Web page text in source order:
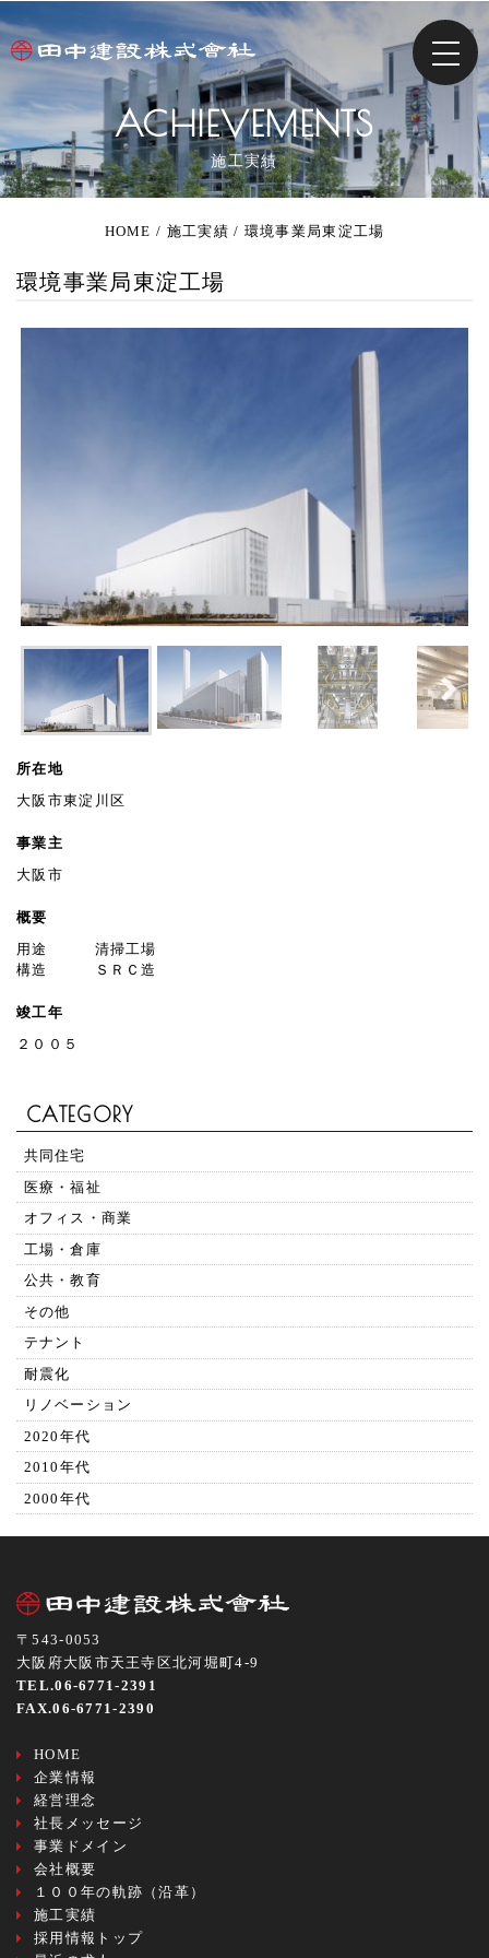
ACHIEVEMENTS
施工実績
HOME / 施工実績 / 環境事業局東淀工場
環境事業局東淀工場
所在地
大阪市東淀川区
事業主
大阪市
概要
用途 清掃工場
構造 ＳＲＣ造
竣工年
２００５
CATEGORY
共同住宅
医療・福祉
オフィス・商業
工場・倉庫
公共・教育
その他
テナント
耐震化
リノベーション
2020年代
2010年代
2000年代
〒543-0053
大阪府大阪市天王寺区北河堀町4-9
TEL.06-6771-2391
FAX.06-6771-2390
HOME
企業情報
経営理念
社長メッセージ
事業ドメイン
会社概要
１００年の軌跡（沿革）
施工実績
採用情報トップ